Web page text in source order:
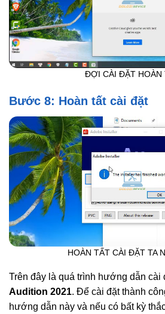
ĐỢI CÀI ĐẶT HOÀN
Bước 8: Hoàn tất cài đặt
HOÀN TẤT CÀI ĐẶT TA
Trên đây là quá trình hướng dẫn cài
Audition 2021. Để cài đặt thành
hướng dẫn này và nếu có bất kỳ